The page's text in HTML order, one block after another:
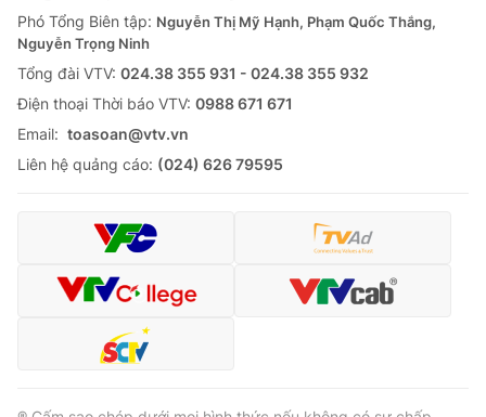
Phó Tổng Biên tập: Nguyễn Thị Mỹ Hạnh, Phạm Quốc Thắng,
Nguyễn Trọng Ninh
Tổng đài VTV: 024.38 355 931 - 024.38 355 932
Ðiện thoại Thời báo VTV: 0988 671 671
Email: toasoan@vtv.vn
Liên hệ quảng cáo: (024) 626 79595